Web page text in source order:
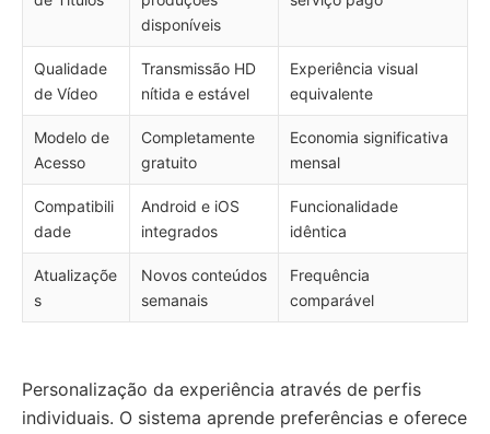
disponíveis
Qualidade
de Vídeo
Transmissão HD
nítida e estável
Experiência visual
equivalente
Modelo de
Acesso
Completamente
gratuito
Economia significativa
mensal
Compatibili
dade
Android e iOS
integrados
Funcionalidade
idêntica
Atualizaçõe
s
Novos conteúdos
semanais
Frequência
comparável
Personalização da experiência através de perfis
individuais. O sistema aprende preferências e oferece